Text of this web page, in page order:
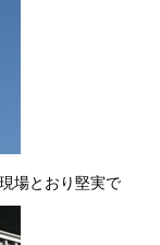
場とおり堅実で